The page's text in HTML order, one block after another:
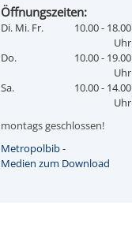
Öffnungszeiten:
Di. Mi. Fr.
10.00 - 18.00
Uhr
Do.
10.00 - 19.00
Uhr
Sa.
10.00 - 14.00
Uhr
montags geschlossen!
Metropolbib -
Medien zum Download